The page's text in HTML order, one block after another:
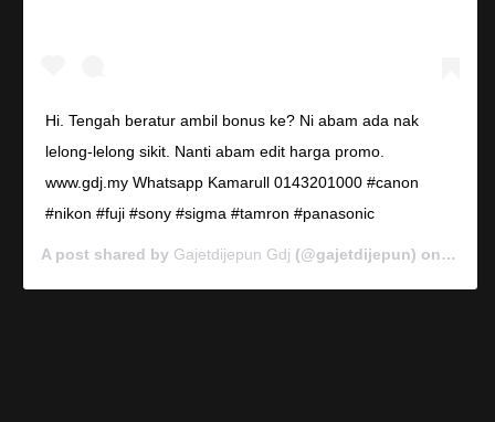
Hi. Tengah beratur ambil bonus ke? Ni abam ada nak
lelong-lelong sikit. Nanti abam edit harga promo.
www.gdj.my Whatsapp Kamarull 0143201000 #canon
#nikon #fuji #sony #sigma #tamron #panasonic
A post shared by Gajetdijepun Gdj (@gajetdijepun) on Jan 7,